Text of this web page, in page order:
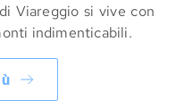
Viareggio si vive con
indimenticabili.